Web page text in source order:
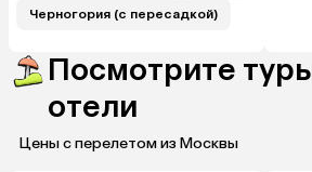
Черногория (с пересадкой)
Посмотрите
отели
Цены с перелетом из Москвы